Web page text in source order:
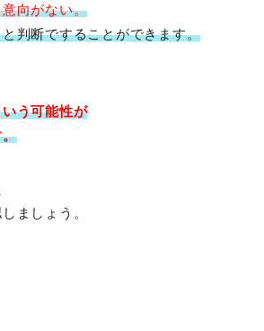
向がない。
判断ですることができます。
う可能性が
。
ましょう。